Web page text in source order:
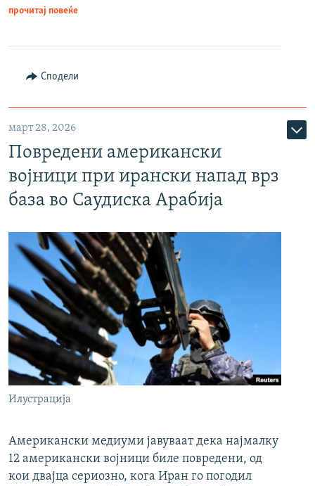
прочитај повеќе
Сподели
март 28, 2026
Повредени американски
војници при ирански напад врз
база во Саудиска Арабија
Илустрација
Американски медиуми јавуваат дека најмалку
12 американски војници биле повредени, од
кои двајца сериозно, кога Иран го погодил